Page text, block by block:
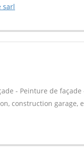
sarl
- Peinture de
construction garage,